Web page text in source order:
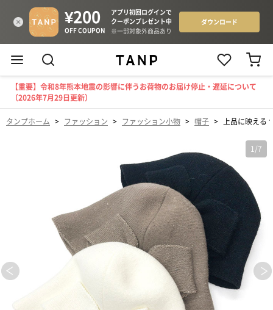
【重要】令和8年熊本地震の影響に伴うお荷物のお届け停止・遅延について
（2026年7月29日更新）
タンプホーム > ファッション > ファッション小物 > 帽子 > 上品に映える
1 /7